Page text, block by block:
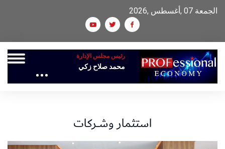
الجمعة 07 ,أغسطس ,2026
رئيس مجلس الإدارة
محمد صلاح زكي
استثمار وشــركات